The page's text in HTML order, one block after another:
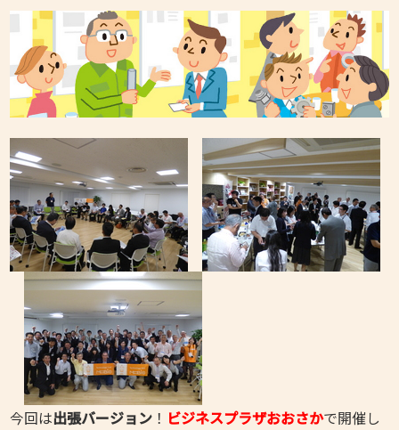
今回は出張バージョン ！ ビジネスプラザおおさかで開催し